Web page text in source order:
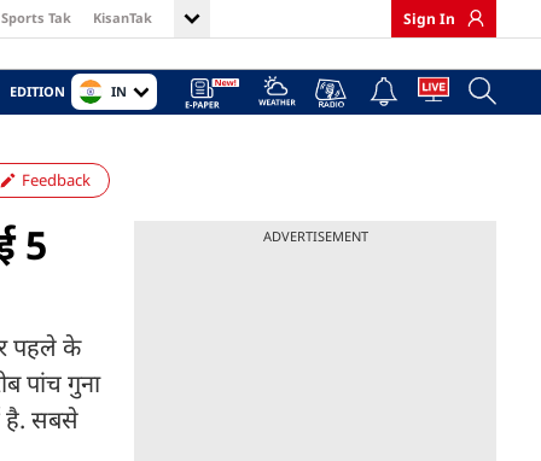
Sports Tak KisanTak Sign In
EDITION IN
Feedback
5
पहले के
पांच गुना
है. सबसे
ADVERTISEMENT